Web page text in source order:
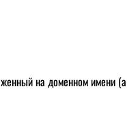
на доменном имени (а